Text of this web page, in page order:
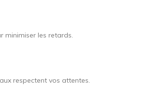
minimiser les retards.
respectent vos attentes.